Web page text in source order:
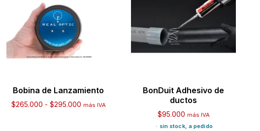
Bobina de Lanzamiento
$265.000 - $295.000 más IVA
BonDuit Adhesivo de
ductos
$95.000 más IVA
· sin stock, a pedido